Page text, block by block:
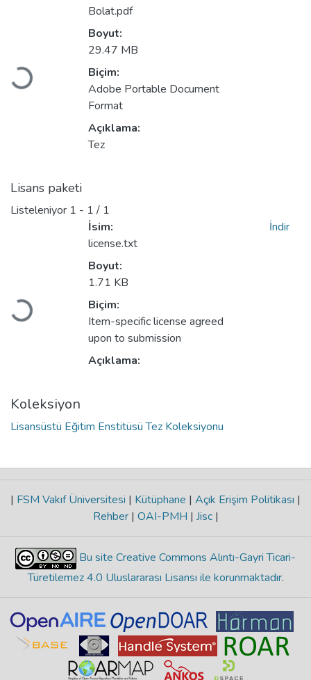
Yükleniyor...
Bolat.pdf
Boyut:
29.47 MB
Biçim:
Adobe Portable Document
Format
Açıklama:
Tez
Lisans paketi
Listeleniyor 1 - 1 / 1
Yükleniyor...
İsim:
license.txt
Boyut:
1.71 KB
Biçim:
Item-specific license agreed
upon to submission
Açıklama:
İndir
Koleksiyon
Lisansüstü Eğitim Enstitüsü Tez Koleksiyonu
| FSM Vakıf Üniversitesi | Kütüphane | Açık Erişim Politikası |
Rehber | OAI-PMH | Jisc |
Bu site Creative Commons Alıntı-Gayri Ticari-
Türetilemez 4.0 Uluslararası Lisansı ile korunmaktadır.